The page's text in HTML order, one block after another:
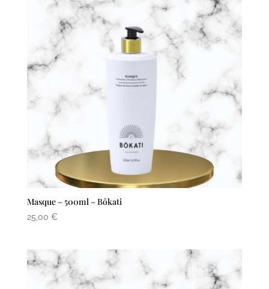
Masque – 500ml – Bôkati
25,00 €